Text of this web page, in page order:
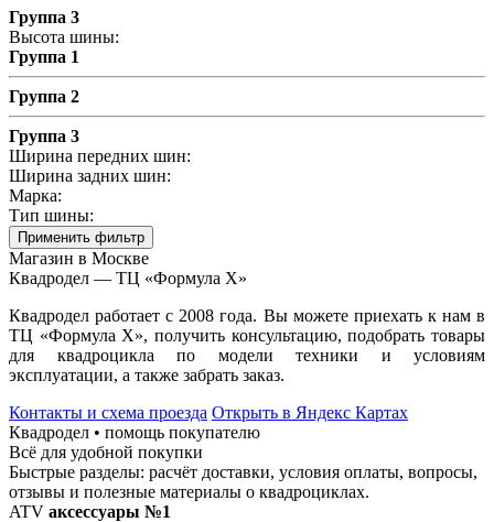
Группа 3
Высота шины:
Группа 1
Группа 2
Группа 3
Ширина передних шин:
Ширина задних шин:
Марка:
Тип шины:
Применить фильтр
Магазин в Москве
Квадродел — ТЦ «Формула Х»
Квадродел работает с 2008 года. Вы можете приехать к нам в
ТЦ «Формула Х», получить консультацию, подобрать товары
для квадроцикла по модели техники и условиям
эксплуатации, а также забрать заказ.
Контакты и схема проезда Открыть в Яндекс Картах
Квадродел • помощь покупателю
Всё для удобной покупки
Быстрые разделы: расчёт доставки, условия оплаты, вопросы,
отзывы и полезные материалы о квадроциклах.
ATV аксессуары №1